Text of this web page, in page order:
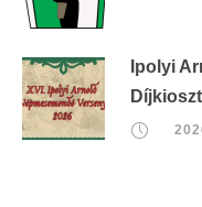
Ipolyi